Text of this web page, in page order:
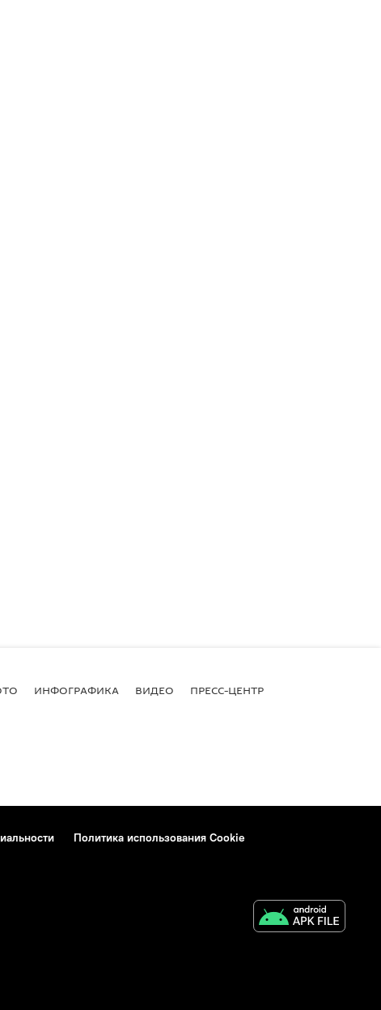
ИНФОГРАФИКА ВИДЕО ПРЕСС-ЦЕНТР
Политика использования Cookie